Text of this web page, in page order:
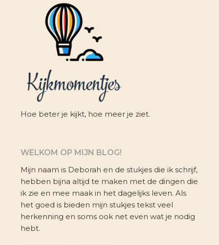
Hoe beter je kijkt, hoe meer je ziet.
WELKOM OP MIJN BLOG!
Mijn naam is Deborah en de stukjes die ik schrijf,
hebben bijna altijd te maken met de dingen die
ik zie en mee maak in het dagelijks leven. Als
het goed is bieden mijn stukjes tekst veel
herkenning en soms ook net even wat je nodig
hebt.